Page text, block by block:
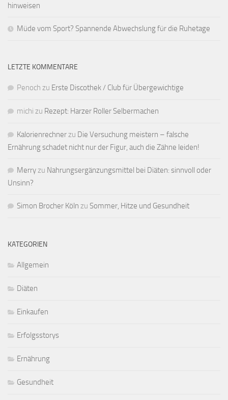
hinweisen
Müde vom Sport? Spannende Abwechslung für die Ruhetage
LETZTE KOMMENTARE
Penoch zu Erste Discothek / Club für Übergewichtige
michi zu Rezept: Harzer Roller Selbermachen
Kalorienrechnerzu Die Versuchung meistern – falsche
Ernährung schadet nicht nur der Figur, auch die Zähne leiden!
Merryzu Nahrungsergänzungsmittel bei Diäten: sinnvoll oder
Unsinn?
Simon Brocher Köln zu Sommer, Hitze und Gesundheit
KATEGORIEN
Allgemein
Diäten
Einkaufen
Erfolgsstorys
Ernährung
Gesundheit